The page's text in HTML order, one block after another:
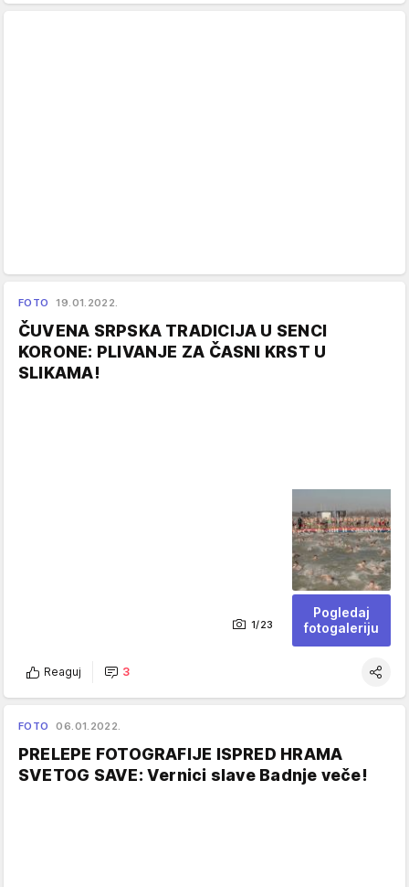
FOTO 19.01.2022.
ČUVENA SRPSKA TRADICIJA U SENCI
KORONE: PLIVANJE ZA ČASNI KRST U
SLIKAMA!
1/23
Pogledaj
fotogaleriju
Reaguj 3
FOTO 06.01.2022.
PRELEPE FOTOGRAFIJE ISPRED HRAMA
SVETOG SAVE: Vernici slave Badnje veče!